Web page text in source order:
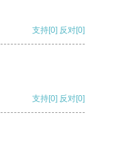
支持[0] 反对[0]
支持[0] 反对[0]